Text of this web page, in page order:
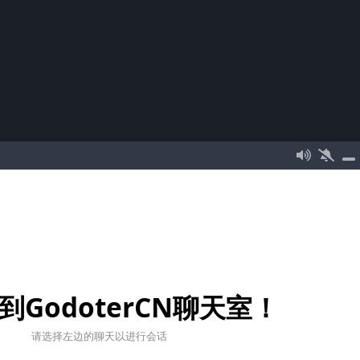
GodoterCN聊天室！
请选择左边的聊天以进行会话